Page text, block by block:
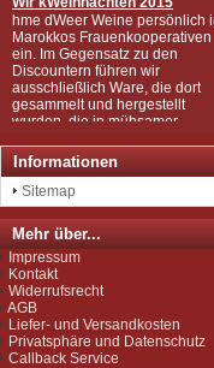
hme dWeer Weine persönlich in
Marokkos Frauenkooperativen
ein. Im Gegensatz zu den
Discountern führen wir
ausschließlich Ware, die dort
gesammelt und hergestellt
wurden, die in mühsamer
Produkten wurden, wie Sie sie
bei uns kaufen können.
Wir sind zudem von der EU als
Importeur zugelassen und
unterliegen der Kontrolle nach
der sog. Novel-Food-VO.
Seit Juli 2012 sind wir für das
Argan Speiseöl BIO-zertifiziert
gemäß EG-Öko-Verordnung
durch DE-ÖKO-037 (Marokko
Landwirtschaft)
Informationen
Sitemap
Mehr über...
Impressum
Kontakt
Widerrufsrecht
AGB
Liefer- und Versandkosten
Privatsphäre und Datenschutz
Callback Service